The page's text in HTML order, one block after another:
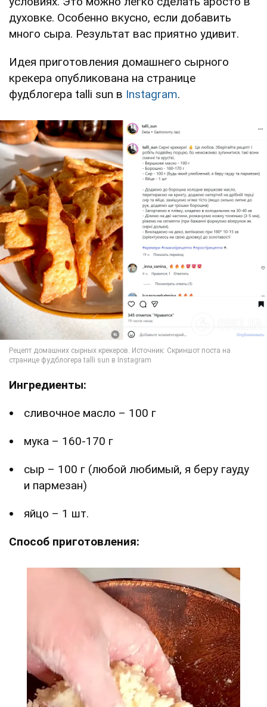
духовке. Особенно вкусно, если добавить
много сыра. Результат вас приятно удивит.
Идея приготовления домашнего сырного
крекера опубликована на странице
фудблогера talli sun в Instagram.
Ингредиенты:
сливочное масло – 100 г
мука – 160-170 г
сыр – 100 г (любой любимый, я беру гауду
и пармезан)
яйцо – 1 шт.
Способ приготовления: